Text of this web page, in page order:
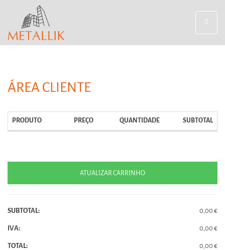
ÁREA CLIENTE
PRODUTO PREÇO QUANTIDADE SUBTOTAL
ATUALIZAR CARRINHO
SUBTOTAL: 0,00 €
IVA: 0,00 €
TOTAL: 0,00 €